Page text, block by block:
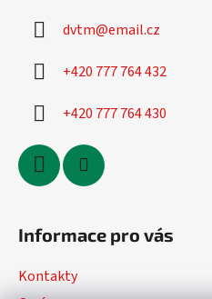
dvtm@email.cz
+420 777 764 432
+420 777 764 430
Informace pro vás
Kontakty